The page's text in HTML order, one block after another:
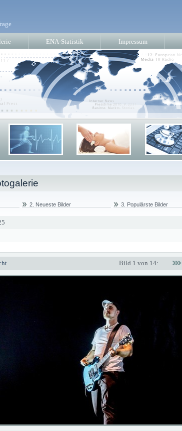
ENA-Statistik Impressum
2. Neueste Bilder 3. Populärste Bilder
Bild 1 von 14: